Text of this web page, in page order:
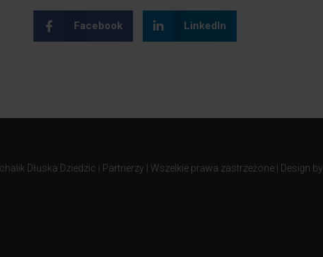
Facebook LinkedIn
Dłuska Dziedzic i Partnerzy | Wszelkie prawa zastrzeżone | Design by